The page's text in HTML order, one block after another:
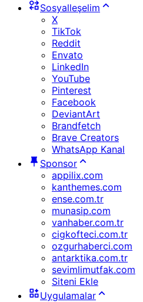
Sosyalleşelim
X
TikTok
Reddit
Envato
LinkedIn
YouTube
Pinterest
Facebook
DeviantArt
Brandfetch
Brave Creators
WhatsApp Kanal
Sponsor
appilix.com
kanthemes.com
ense.com.tr
munasip.com
vanhaber.com.tr
cigkofteci.com.tr
ozgurhaberci.com
antarktika.com.tr
sevimlimutfak.com
Siteni Ekle
Uygulamalar